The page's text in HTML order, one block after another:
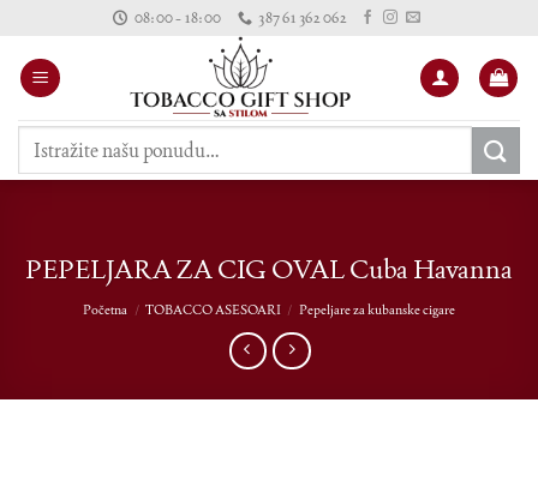
content
08:00 - 18:00 387 61 362 062
Pretraži:
PEPELJARA ZA CIG OVAL Cuba Havanna
Početna / TOBACCO ASESOARI / Pepeljare za kubanske cigare